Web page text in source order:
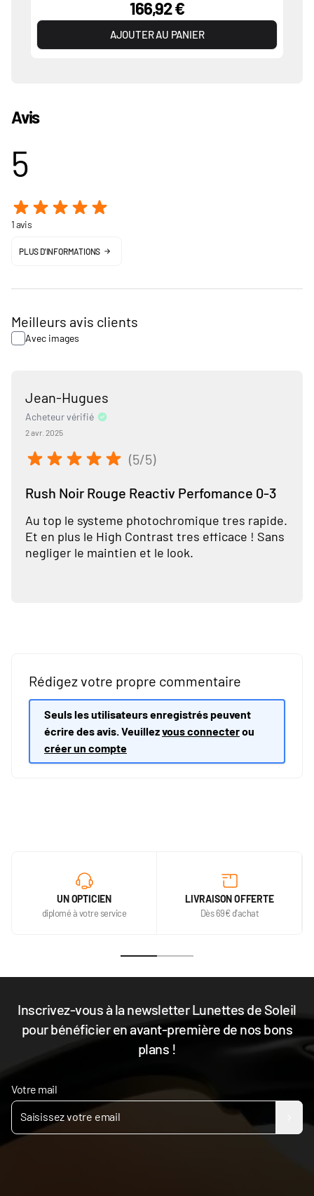
166,92 €
AJOUTER AU PANIER
Avis
5
1 avis
PLUS D'INFORMATIONS
Meilleurs avis clients
Avec images
Jean-Hugues
Acheteur vérifié
2 avr. 2025
(5/5)
Rush Noir Rouge Reactiv Perfomance 0-3
Au top le systeme photochromique tres rapide.
Et en plus le High Contrast tres efficace ! Sans
negliger le maintien et le look.
Rédigez votre propre commentaire
Seuls les utilisateurs enregistrés peuvent
écrire des avis. Veuillezvous connecterou
créer un compte
UN OPTICIEN
diplomé à votre service
LIVRAISON OFFERTE
Dès 69€ d'achat
Inscrivez-vous à la newsletter Lunettes de Soleil
pour bénéficier en avant-première de nos bons
plans !
Votre mail